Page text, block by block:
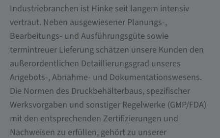
Industriebranchen ist Hinke seit langem intensiv
vertraut. Neben ausgewiesener Planungs-,
Bearbeitungs- und Ausführungsgüte sowie
termintreuer Lieferung schätzen unsere Kunden den
außerordentlichen Detaillierungsgrad unseres
Angebots-, Abnahme- und Dokumentationswesens.
Die Normen des Druckbehälterbaus, spezifischer
Werksvorgaben und sonstiger Regelwerke (GMP/FDA)
mit den entsprechenden Zertifizierungen und
Nachweisen zu erfüllen, gehört zu unserer